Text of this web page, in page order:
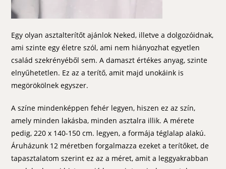
Egy olyan asztalterítőt ajánlok Neked, illetve a dolgozóidnak,
ami szinte egy életre szól, ami nem hiányozhat egyetlen
család szekrényéből sem. A damaszt értékes anyag, szinte
elnyűhetetlen. Ez az a terítő, amit majd unokáink is
megörökölnek egyszer.
A színe mindenképpen fehér legyen, hiszen ez az szín,
amely minden lakásba, minden asztalra illik. A mérete
pedig, 220 x 140-150 cm. legyen, a formája téglalap alakú.
Áruházunk 12 méretben forgalmazza ezeket a terítőket, de
tapasztalatom szerint ez az a méret, amit a leggyakrabban